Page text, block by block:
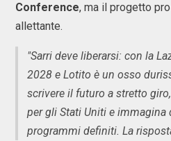
Conference, ma il progetto
allettante.
"Sarri deve liberarsi: con la
2028 e Lotito è un osso
scrivere il futuro a stretto
per gli Stati Uniti e immagina
programmi definiti. La